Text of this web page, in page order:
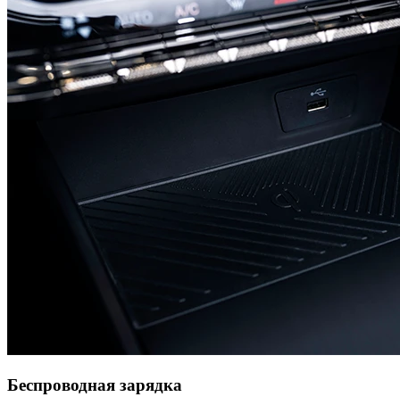
Беспроводная зарядка